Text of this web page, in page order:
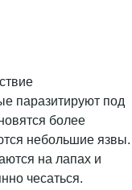
паразитируют под
более
небольшие язвы.
на лапах и
чесаться.